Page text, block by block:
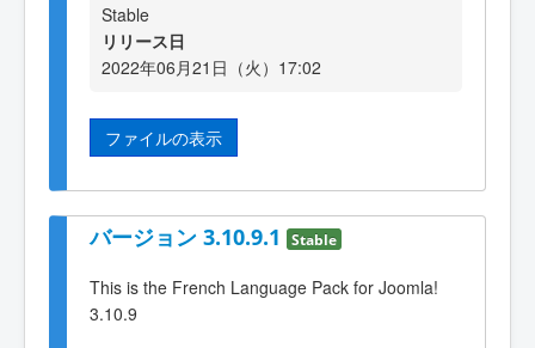
Stable
リリース日
2022年06月21日（火）17:02
ファイルの表示
バージョン 3.10.9.1 Stable
This is the French Language Pack for Joomla!
3.10.9